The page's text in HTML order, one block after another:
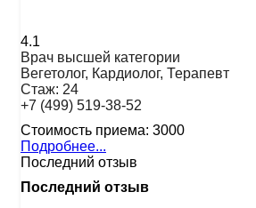
4.1
Врач высшей категории
Вегетолог, Кардиолог, Терапевт
Стаж: 24
+7 (499) 519-38-52
Стоимость приема: 3000
Подробнее...
Последний отзыв
Последний отзыв